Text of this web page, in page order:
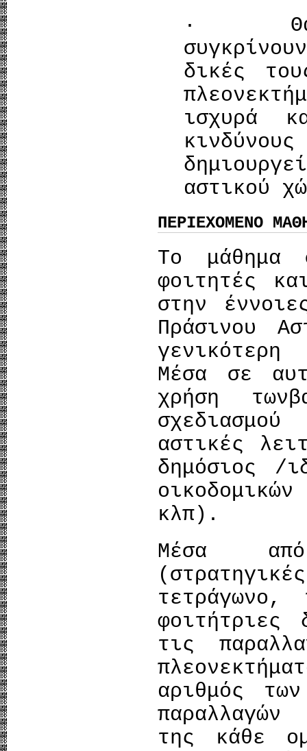
· Θα
δικές
ισχυρά
αστικού
ΠΕΡΙΕΧΟΜΕΝΟ
Το μάθημα
φοιτητές
στην
Πράσινου
Μέσα σε
χρήση
σχεδιασμού
αστικές
δημόσιος /
κλπ).
Μέσα από
φοιτήτριες
τις
αριθμός
της κάθε